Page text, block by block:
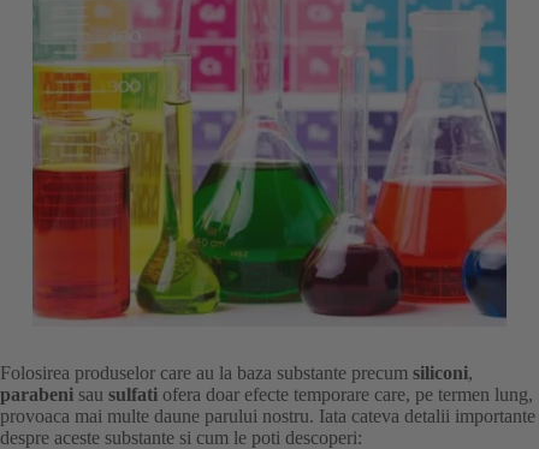
Folosirea produselor care au la baza substante precum siliconi,
parabeni sau sulfati ofera doar efecte temporare care, pe termen lung,
provoaca mai multe daune parului nostru. Iata cateva detalii importante
despre aceste substante si cum le poti descoperi: